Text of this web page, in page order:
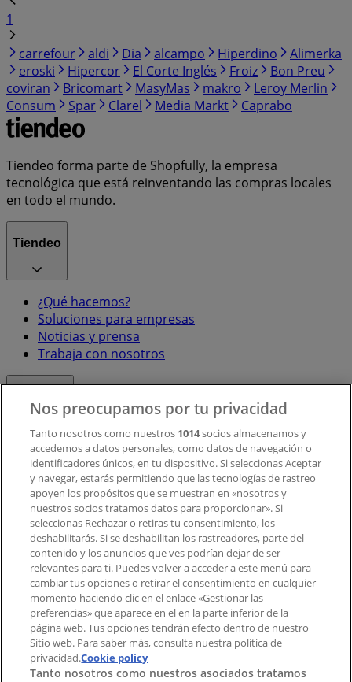
1
carrefour
aldi Dia alcampo Hiperdino
Alimerka
eroski
Hipercor El Corte Inglés Froiz
Bon Preu
coviran
Bricomart MasyMas makro
Leroy Merlin
Consum
Spar Clarel Media Markt Caprabo
Tiendeo forma parte de Shopfully, la empresa
tecnológica que está reinventando las compras locales
en todo el mundo.
Tiendeo
¿Qué hacemos?
Soluciones para empresas
Noticias y prensa
Trabaja con nosotros
Contacto comercial y de marketing
Tienda mal colocada en el mapa
Notificar un folleto
¿Encontraste un problema en la web o en la
aplicación?
Índices
Marcas
Marcas locales
Negocios
Negocios cercanos
Nos preocupamos por tu privacidad
Tanto nosotros como nuestros 1014socios almacenamos y
accedemos a datos personales, como datos de navegación o
identificadores únicos, en tu dispositivo. Si seleccionas Aceptar
y navegar, estarás permitiendo que las tecnologías de rastreo
apoyen los propósitos que se muestran en «nosotros y
nuestros socios tratamos datos para proporcionar». Si
seleccionas Rechazar o retiras tu consentimiento, los
deshabilitarás. Si se deshabilitan los rastreadores, parte del
contenido y los anuncios que ves podrían dejar de ser
relevantes para ti. Puedes volver a acceder a este menú para
cambiar tus opciones o retirar el consentimiento en cualquier
momento haciendo clic en el enlace «Gestionar las
preferencias» que aparece en el en la parte inferior de la
página web. Tus opciones tendrán efecto dentro de nuestro
Sitio web. Para saber más, consulta nuestra política de
privacidad.Cookie policy
Tanto nosotros como nuestros asociados tratamos